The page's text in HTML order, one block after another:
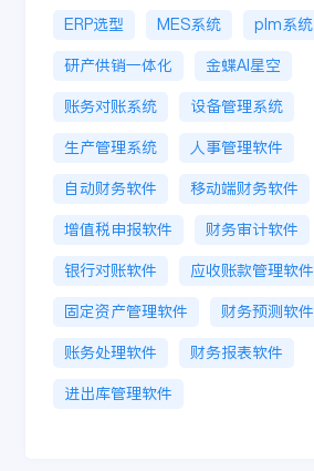
ERP选型 MES系统
plm系统
研产供销一体化
金蝶AI星空
账务对账系统
设备管理系统
生产管理系统
人事管理软件
自动财务软件
移动端财务软件
增值税申报软件
财务审计软件
银行对账软件
应收账款管理软件
固定资产管理软件
财务预测软件
账务处理软件
财务报表软件
进出库管理软件